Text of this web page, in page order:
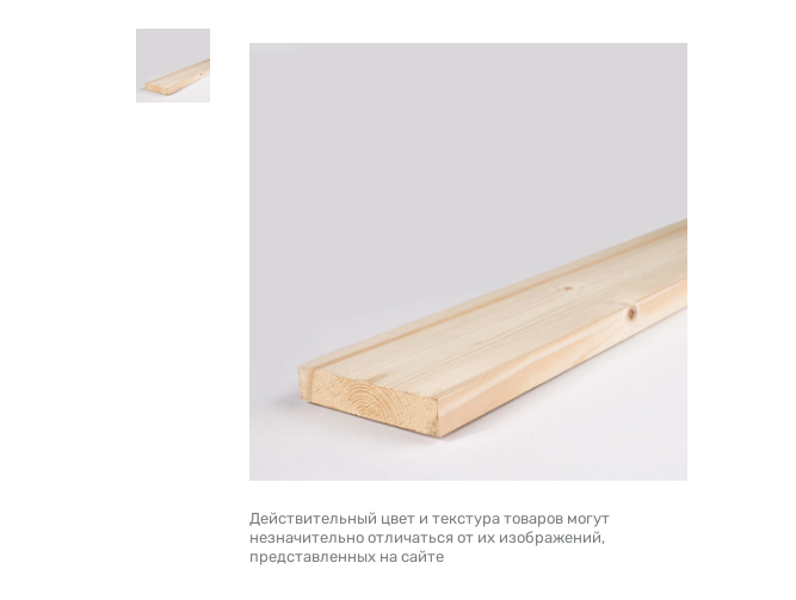
Действительный цвет и текстура товаров могут
незначительно отличаться от их изображений,
представленных на сайте